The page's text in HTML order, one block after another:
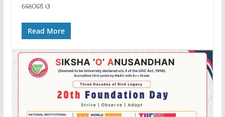
କୋଠରୀ ଓ
Read More